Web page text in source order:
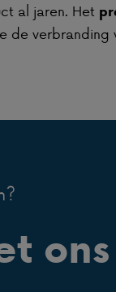
al jaren. Het
de verbranding